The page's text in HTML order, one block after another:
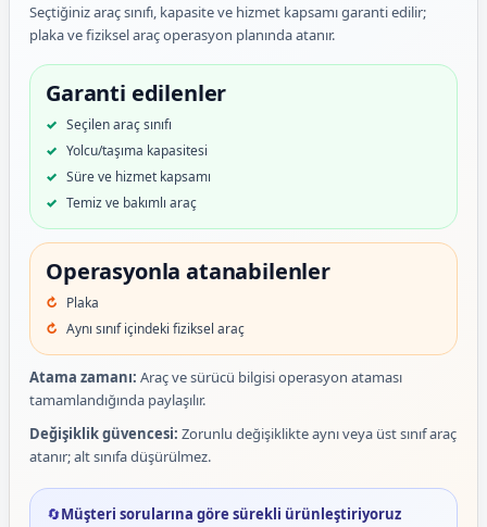
Seçtiğiniz araç sınıfı, kapasite ve hizmet kapsamı garanti edilir;
plaka ve fiziksel araç operasyon planında atanır.
Garanti edilenler
Seçilen araç sınıfı
Yolcu/taşıma kapasitesi
Süre ve hizmet kapsamı
Temiz ve bakımlı araç
Operasyonla atanabilenler
Plaka
Aynı sınıf içindeki fiziksel araç
Atama zamanı: Araç ve sürücü bilgisi operasyon ataması
tamamlandığında paylaşılır.
Değişiklik güvencesi: Zorunlu değişiklikte aynı veya üst sınıf araç
atanır; alt sınıfa düşürülmez.
🔄Müşteri sorularına göre sürekli ürünleştiriyoruz